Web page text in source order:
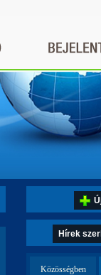
Hírek
Közösségben